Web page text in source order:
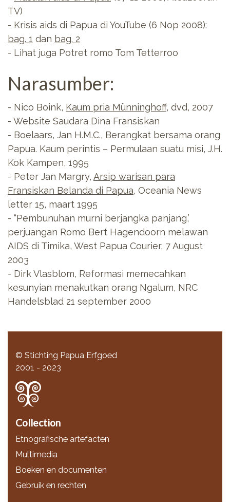
TV)
- Krisis aids di Papua di YouTube (6 Nop 2008):
bag. 1 dan bag. 2
- Lihat juga Potret romo Tom Tetterroo
Narasumber:
- Nico Boink, Kaum pria Münninghoff, dvd, 2007
- Website Saudara Dina Fransiskan
- Boelaars, Jan H.M.C., Berangkat bersama orang
Papua. Kaum perintis – Permulaan suatu misi, J.H.
Kok Kampen, 1995
- Peter Jan Margry, Arsip warisan para
Fransiskan Belanda di Papua, Oceania News
letter 15, maart 1995
- “Pembunuhan murni berjangka panjang,’
perjuangan Romo Bert Hagendoorn melawan
AIDS di Timika, West Papua Courier, 7 August
2003
- Dirk Vlasblom, Reformasi memecahkan
kesunyian menakutkan orang Ngalum, NRC
Handelsblad 21 september 2000
© Stichting Papua Erfgoed
2001 - 2023
Collection
Etnografische artefacten
Multimedia
Boeken en documenten
Gebruik en rechten